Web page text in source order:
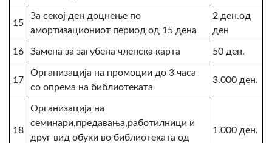
15
За секој ден доцнење по
амортизациониот период од 15 дена
2 ден.од
ден
16 Замена за загубена членска карта 50 ден.
17
Организација на промоции до 3 часа
со опрема на библиотеката
3.000 ден.
18
Организација на
семинари,предавања,работилници и
друг вид обуки во библиотеката од
1.000 ден.